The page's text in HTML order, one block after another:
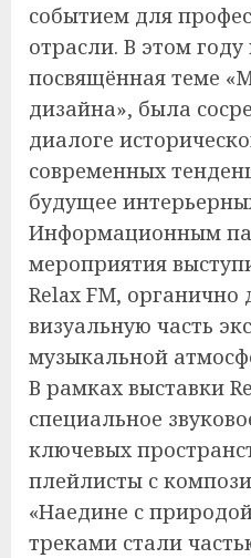
событием для
отрасли. В этом году
посвящённая теме
дизайна», была
диалоге
современных
будущее
Информационным
мероприятия
Relax FM, органично
визуальную часть
музыкальной
В рамках выставки
специальное
ключевых
плейлисты с
«Наедине с
треками стали